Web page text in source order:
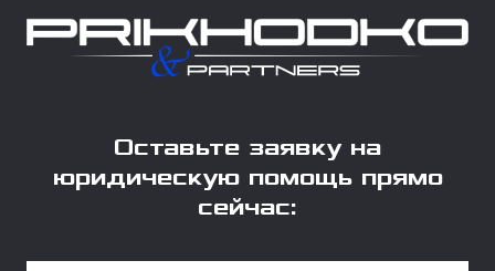
Оставьте заявку на
юридическую помощь прямо
сейчас: